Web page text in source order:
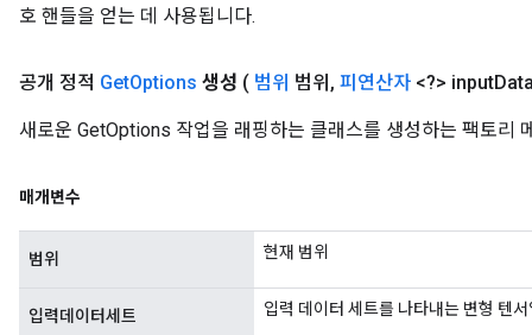
호 핸들을 얻는 데 사용됩니다.
공개 정적 GetOptions 생성 ( 범위 범위 , 피연산자 <?> input
새로운 GetOptions 작업을 래핑하는 클래스를 생성하는 팩토리
매개변수
범위 현재 범위
입력데이터세트 입력 데이터 세트를 나타내는 변형 텐